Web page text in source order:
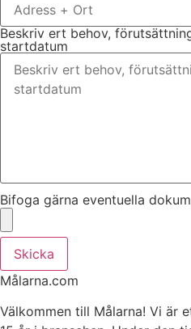
Beskriv ert behov,
startdatum
Bifoga gärna eventuella
Skicka
Målarna.com
Välkommen till Målarna! Vi är